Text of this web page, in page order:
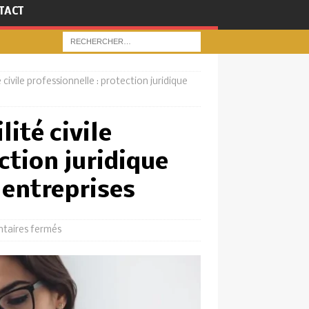
civile professionnelle : protection juridique
civile
juridique
fermés